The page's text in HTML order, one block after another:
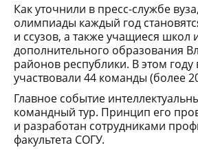
Как уточнили в пресс-службе
олимпиады каждый год
и ссузов, а также учащиеся школ
дополнительного образования
районов республики. В этом году
участвовали 44 команды (более
Главное событие
командный тур. Принцип его
и разработан сотрудниками
факультета СОГУ.